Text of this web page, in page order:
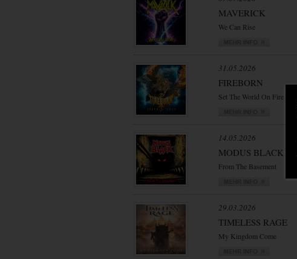
MAVERICK
We Can Rise
31.05.2026
FIREBORN
Set The World On Fire
14.05.2026
MODUS BLACK
From The Basement
29.03.2026
TIMELESS RAGE
My Kingdom Come